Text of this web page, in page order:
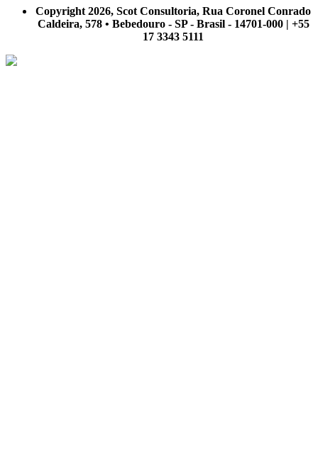
Copyright 2026, Scot Consultoria, Rua Coronel Conrado
Caldeira, 578 • Bebedouro - SP - Brasil - 14701-000 | +55
17 3343 5111